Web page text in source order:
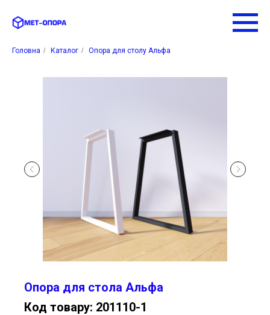
Головна / Каталог / Опора для столу Альфа
Опора для стола Альфа
Код товару: 201110-1